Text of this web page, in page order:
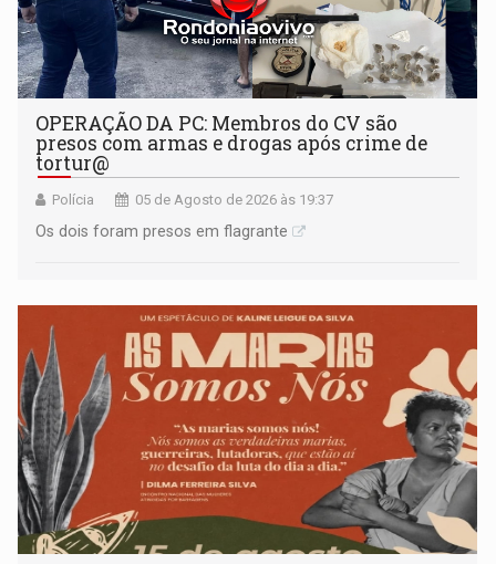
OPERAÇÃO DA PC: Membros do CV são
presos com armas e drogas após crime de
tortur@
Polícia 05 de Agosto de 2026 às 19:37
Os dois foram presos em flagrante